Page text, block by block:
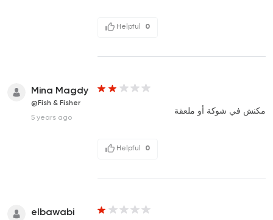
Helpful 0
Mina Magdy
@Fish & Fisher
5 years ago
مكنش في شوكة أو ملعقة
Helpful 0
elbawabi